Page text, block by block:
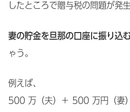
したところで贈与税の問題が発生
妻の貯金を旦那の口座に振り込
ゃう。
例えば、
500 万（夫）＋ 500 万円（妻